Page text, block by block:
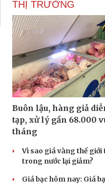
THỊ TRƯỜNG
Buôn lậu, hàng giả
tạp, xử lý gần 68.000
tháng
Vì sao giá vàng thế
trong nước lại giảm?
Giá bạc hôm nay: Giá